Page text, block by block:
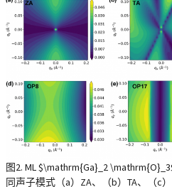
图2. ML $\mathrm{Ga}_2
同声子模式（a）ZA、（b）TA、（c